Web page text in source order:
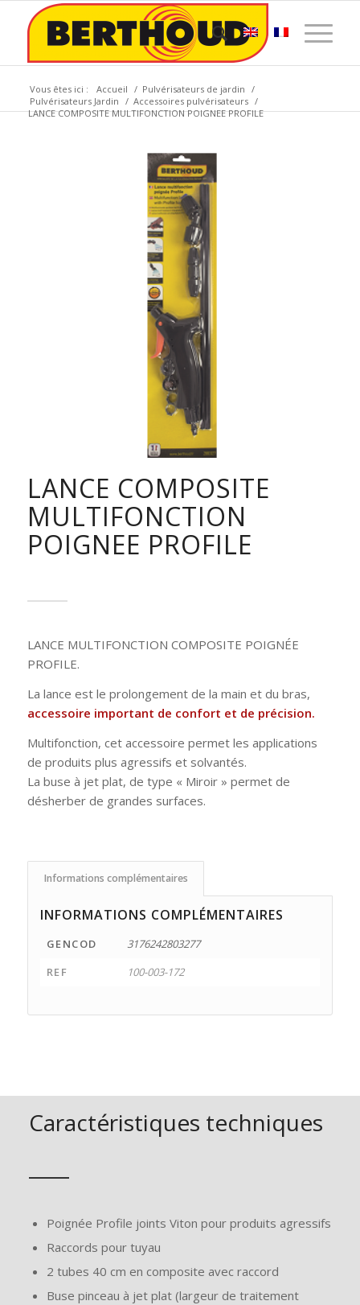
Vous êtes ici : Accueil / Pulvérisateurs de jardin /
Pulvérisateurs Jardin / Accessoires pulvérisateurs /
LANCE COMPOSITE MULTIFONCTION POIGNEE PROFILE
LANCE COMPOSITE
MULTIFONCTION
POIGNEE PROFILE
LANCE MULTIFONCTION COMPOSITE POIGNÉE
PROFILE.
La lance est le prolongement de la main et du bras,
accessoire important de confort et de précision.
Multifonction, cet accessoire permet les applications
de produits plus agressifs et solvantés.
La buse à jet plat, de type « Miroir » permet de
désherber de grandes surfaces.
Informations complémentaires
INFORMATIONS COMPLÉMENTAIRES
GENCOD
3176242803277
REF
100-003-172
Caractéristiques techniques
Poignée Profile joints Viton pour produits agressifs
Raccords pour tuyau
2 tubes 40 cm en composite avec raccord
Buse pinceau à jet plat (largeur de traitement